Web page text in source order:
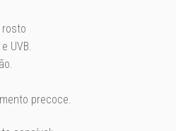
UVB.
precoce.